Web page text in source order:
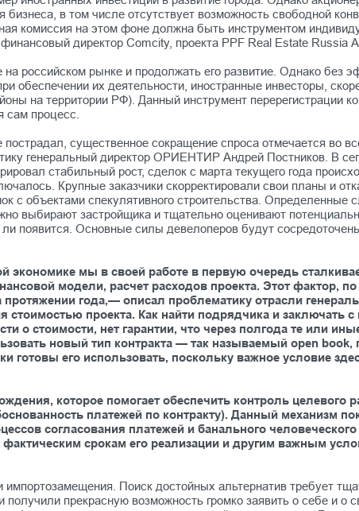
в том числе отсутствует возможность свободной
комиссия на этом фоне должна быть инструментом
директор Comcity, проекта PPF Real Estate Russia
российском рынке и продолжать его развитие. Однако без
обеспечении их деятельности, иностранные инвесторы,
на территории РФ). Данный инструмент перерегистрации
сам процесс.
существенное сокращение спроса отмечается во
генеральный директор ОРИЕНТИР Андрей Постников. В
стабильный рост, сделок с марта текущего года
Крупные заказчики скорректировали свои планы и
с объектами спекулятивного строительства. Определенные
выбирают застройщика и тщательно оценивают
появится. Основные силы девелоперов будут
экономике мы в своей работе в первую очередь
модели, расчет расходов проекта. Этот фактор, по
года,— описал проблематику отрасли
проекта. Как найти подрядчика и заключать с
о стоимости, нет гарантии, что через полгода те или
новый тип контракта — так называемый open
готовы его использовать, поскольку важное условие
которое помогает обеспечить контроль целевого
платежей по контракту). Данный механизм
согласования платежей и банального
срокам его реализации и другим важным
Поиск достойных альтернатив требует
прекрасную возможность громко заявить о себе и о